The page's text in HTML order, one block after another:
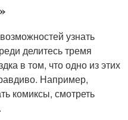
узнать
делитесь тремя
в том, что одно из этих
Например,
комиксы, смотреть